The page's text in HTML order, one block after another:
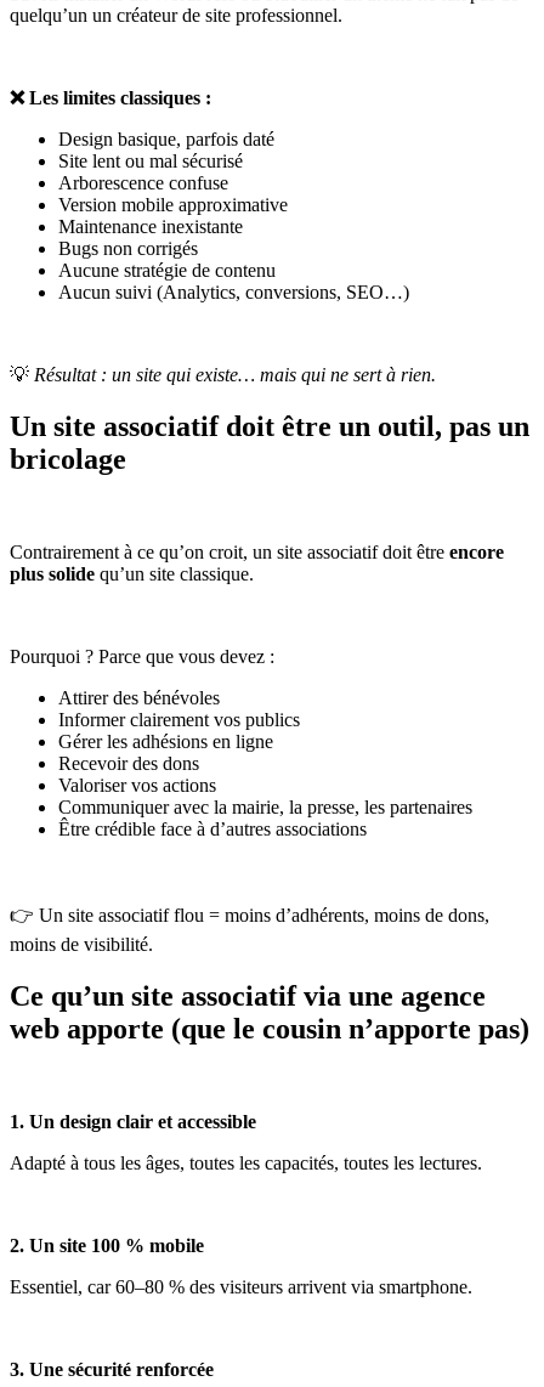
quelqu’un un créateur de site professionnel.
❌Les limites classiques :
Design basique, parfois daté
Site lent ou mal sécurisé
Arborescence confuse
Version mobile approximative
Maintenance inexistante
Bugs non corrigés
Aucune stratégie de contenu
Aucun suivi (Analytics, conversions, SEO…)
💡 Résultat : un site qui existe… mais qui ne sert à rien.
Un site associatif doit être un outil, pas un
bricolage
Contrairement à ce qu’on croit, un site associatif doit être encore
plus solide qu’un site classique.
Pourquoi ? Parce que vous devez :
Attirer des bénévoles
Informer clairement vos publics
Gérer les adhésions en ligne
Recevoir des dons
Valoriser vos actions
Communiquer avec la mairie, la presse, les partenaires
Être crédible face à d’autres associations
👉 Un site associatif flou = moins d’adhérents, moins de dons,
moins de visibilité.
Ce qu’un site associatif via une agence
web apporte (que le cousin n’apporte pas)
1. Un design clair et accessible
Adapté à tous les âges, toutes les capacités, toutes les lectures.
2. Un site 100 % mobile
Essentiel, car 60–80 % des visiteurs arrivent via smartphone.
3. Une sécurité renforcée